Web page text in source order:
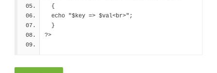
  {
  echo "$key => $val<br>";
  }
?>